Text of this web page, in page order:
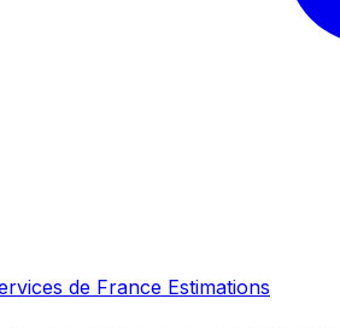
de France Estimations